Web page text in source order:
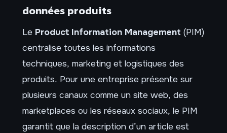
données produits
Le Product Information Management (PIM)
centralise toutes les informations
techniques, marketing et logistiques des
produits. Pour une entreprise présente sur
plusieurs canaux comme un site web, des
marketplaces ou les réseaux sociaux, le PIM
garantit que la description d’un article est